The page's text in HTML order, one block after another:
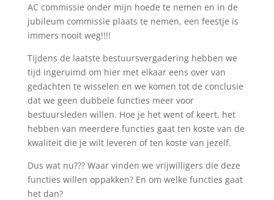
AC commissie onder mijn hoede te nemen en in de
jubileum commissie plaats te nemen, een feestje is
immers nooit weg!!!!
Tijdens de laatste bestuursvergadering hebben we
tijd ingeruimd om hier met elkaar eens over van
gedachten te wisselen en we komen tot de conclusie
dat we geen dubbele functies meer voor
bestuursleden willen. Hoe je het went of keert, het
hebben van meerdere functies gaat ten koste van de
kwaliteit die je wilt leveren of ten koste van jezelf.
Dus wat nu??? Waar vinden we vrijwilligers die deze
functies willen oppakken? En om welke functies gaat
het dan?